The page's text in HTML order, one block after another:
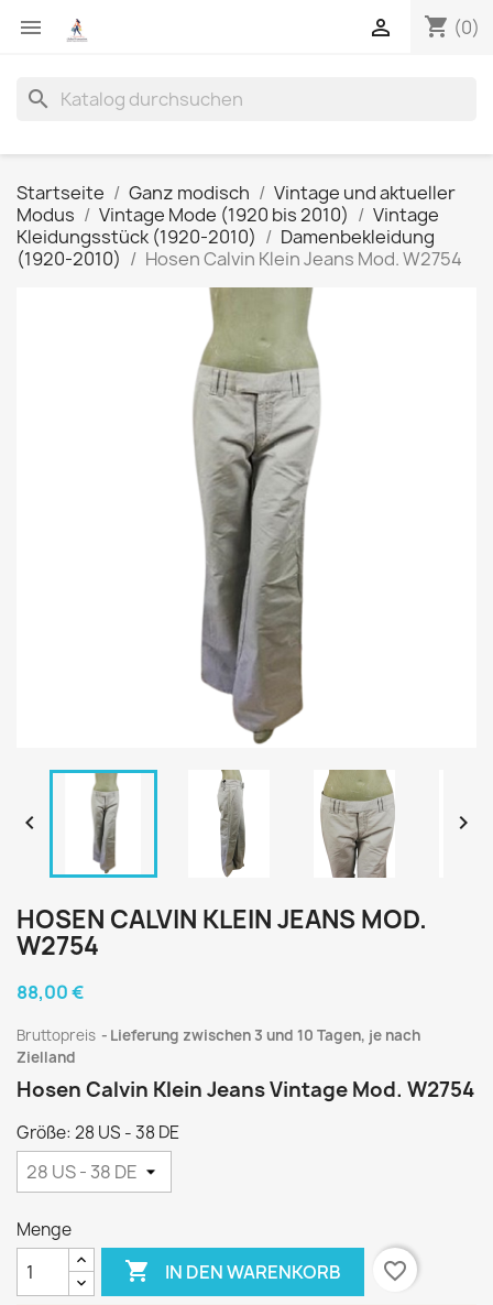
 shopping_cart (0)

search
Startseite Ganz modisch
Vintage und aktueller
Modus
Vintage Mode (1920 bis 2010)
Vintage
Kleidungsstück (1920-2010)
Damenbekleidung
(1920-2010)
Hosen Calvin Klein Jeans Mod. W2754
 
HOSEN CALVIN KLEIN JEANS MOD.
W2754
88,00 €
Bruttopreis
Lieferung zwischen 3 und 10 Tagen, je nach
Zielland
Hosen Calvin Klein Jeans Vintage Mod. W2754
Größe: 28 US - 38 DE
Menge
 IN DEN WARENKORB favorite_border